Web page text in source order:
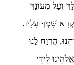
וְעַל מְעוֹנָךְ
שִׁמְךָ עָלָיו.
הַרְוַח לָנוּ
לִידֵי